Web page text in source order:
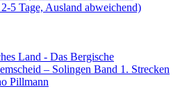
5 Tage, Ausland abweichend)